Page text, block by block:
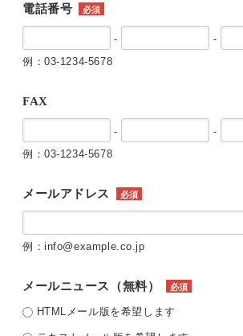
電話番号 必須
-
-
例：03-1234-5678
FAX
-
-
例：03-1234-5678
メールアドレス 必須
例：info@example.co.jp
メールニュース（無料） 必須
HTMLメール版を希望します